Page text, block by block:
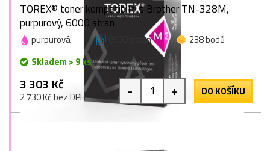
TOREX® toner kompatibilní s Brother TN-328M,
purpurový, 6000 stran
purpurová 6000 stran
238 bodů
Skladem > 9 ks
3 303 Kč
2 730 Kč bez DPH - + DO KOŠÍKU